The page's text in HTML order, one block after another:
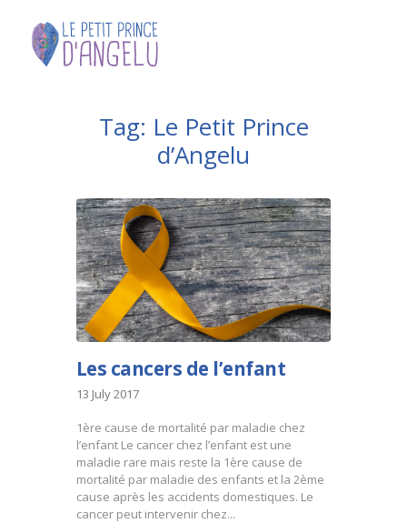
Tag: Le Petit Prince
d’Angelu
Les cancers de l’enfant
13 July 2017
1ère cause de mortalité par maladie chez
l’enfant Le cancer chez l’enfant est une
maladie rare mais reste la 1ère cause de
mortalité par maladie des enfants et la 2ème
cause après les accidents domestiques. Le
cancer peut intervenir chez...